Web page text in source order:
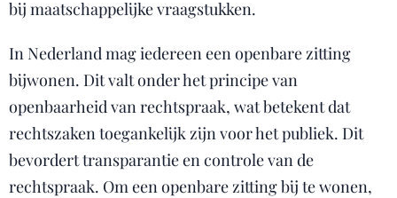
bij maatschappelijke vraagstukken.
In Nederland mag iedereen een openbare zitting
bijwonen. Dit valt onder het principe van
openbaarheid van rechtspraak, wat betekent dat
rechtszaken toegankelijk zijn voor het publiek. Dit
bevordert transparantie en controle van de
rechtspraak. Om een openbare zitting bij te wonen,